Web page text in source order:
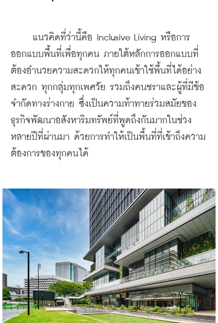
แนวคิดที่ว่านี้คือ Inclusive Living หรือการ
ออกแบบพื้นที่เพื่อทุกคน ภายใต้หลักการออกแบบที่
ต้องอำนวยความสะดวกให้ทุกคนเข้าใช้พื้นที่ได้อย่าง
สะดวก ทุกกลุ่มทุกเพศวัย รวมถึงคนชราและผู้ที่มีข้อ
จำกัดทางร่างกาย ซึ่งเป็นความท้าทายร่วมสมัยของ
ธุรกิจพัฒนาอสังหาริมทรัพย์ที่พูดถึงกันมากในช่วง
หลายปีที่ผ่านมา ด้วยการทำให้เป็นพื้นที่ที่เข้าถึงความ
ต้องการของทุกคนได้